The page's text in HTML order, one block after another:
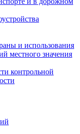
и использования
местного значения
контрольной